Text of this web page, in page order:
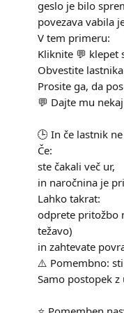
geslo je bilo
povezava vabila
V tem primeru:
Kliknite 💬 klepet
Obvestite
Prosite ga, da
💬 Dajte mu
🕒 In če lastnik
Če:
ste čakali več ur,
in naročnina je
Lahko takrat:
odprete pritožbo
težavo)
in zahtevate
⚠️ Pomembno:
Samo postopek